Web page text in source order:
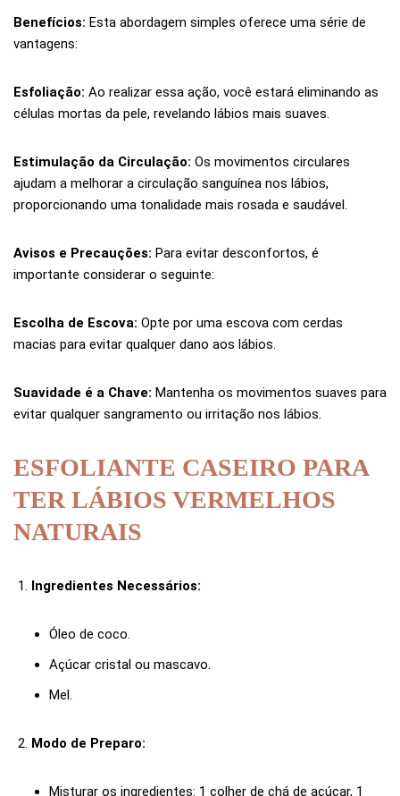
Benefícios: Esta abordagem simples oferece uma série de
vantagens:
Esfoliação: Ao realizar essa ação, você estará eliminando as
células mortas da pele, revelando lábios mais suaves.
Estimulação da Circulação: Os movimentos circulares
ajudam a melhorar a circulação sanguínea nos lábios,
proporcionando uma tonalidade mais rosada e saudável.
Avisos e Precauções: Para evitar desconfortos, é
importante considerar o seguinte:
Escolha de Escova: Opte por uma escova com cerdas
macias para evitar qualquer dano aos lábios.
Suavidade é a Chave: Mantenha os movimentos suaves para
evitar qualquer sangramento ou irritação nos lábios.
ESFOLIANTE CASEIRO PARA
TER LÁBIOS VERMELHOS
NATURAIS
Ingredientes Necessários:
Óleo de coco.
Açúcar cristal ou mascavo.
Mel.
Modo de Preparo:
Misturar os ingredientes: 1 colher de chá de açúcar, 1